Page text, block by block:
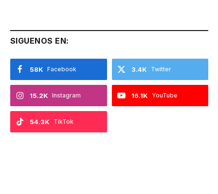
SIGUENOS EN:
Facebook
58K Twitter
3.4K
Instagram
15.2K YouTube
16.1K
TikTok
54.3K